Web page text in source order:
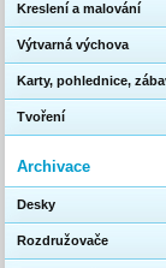
Kreslení a malování
Výtvarná výchova
Karty, pohlednice,
Tvoření
Archivace
Desky
Rozdružovače